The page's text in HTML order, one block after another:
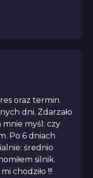
oraz termin.
dni. Zdarzało
mnie myśl: czy
Po 6 dniach
średnio
silnik.
chodziło !!!